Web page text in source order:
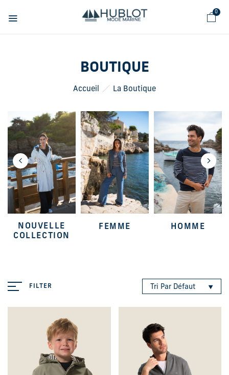
0
BOUTIQUE
Accueil La Boutique
NOUVELLE
COLLECTION
FEMME HOMME
FILTER Tri Par Défaut
Panneau de gestion des cookies